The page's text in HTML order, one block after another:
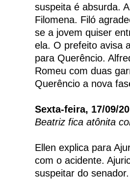
suspeita é absurda.
Filomena. Filó
se a jovem quiser
ela. O prefeito avisa
para Querêncio.
Romeu com duas
Querêncio a nova
Sexta-feira, 17/09/
Beatriz fica atônita
Ellen explica para
com o acidente.
suspeitar do